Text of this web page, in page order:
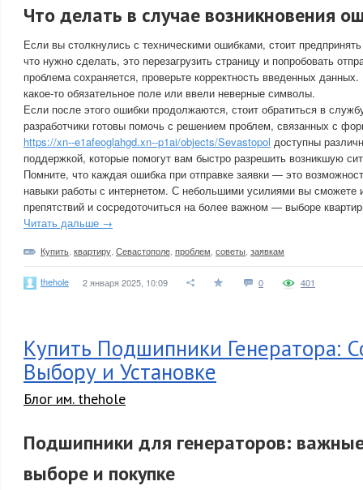
Что делать в случае возникновения
Если вы столкнулись с техническими ошибками, стоит
что нужно сделать, это перезагрузить страницу и попробовать
проблема сохраняется, проверьте корректность введенных
какое-то обязательное поле или ввели неверные символы.
Если после этого ошибки продолжаются, стоит обратиться в
разработчики готовы помочь с решением проблем, связанных с
https://xn--e1afeoglahgd.xn--p1ai/objects/Sevastopol доступны
поддержкой, которые помогут вам быстро разрешить возникшую
Помните, что каждая ошибка при отправке заявки — это
навыки работы с интернетом. С небольшими усилиями вы сможете
препятствий и сосредоточиться на более важном — выборе
Читать дальше →
Купить квартиру Севастополе проблем советы заявкам
thehole 2 января 2025, 10:09 0 401
Купить Подшипники Генератора:
Выбору и Установке
Блог им. thehole
Подшипники для генераторов:
выборе и покупке